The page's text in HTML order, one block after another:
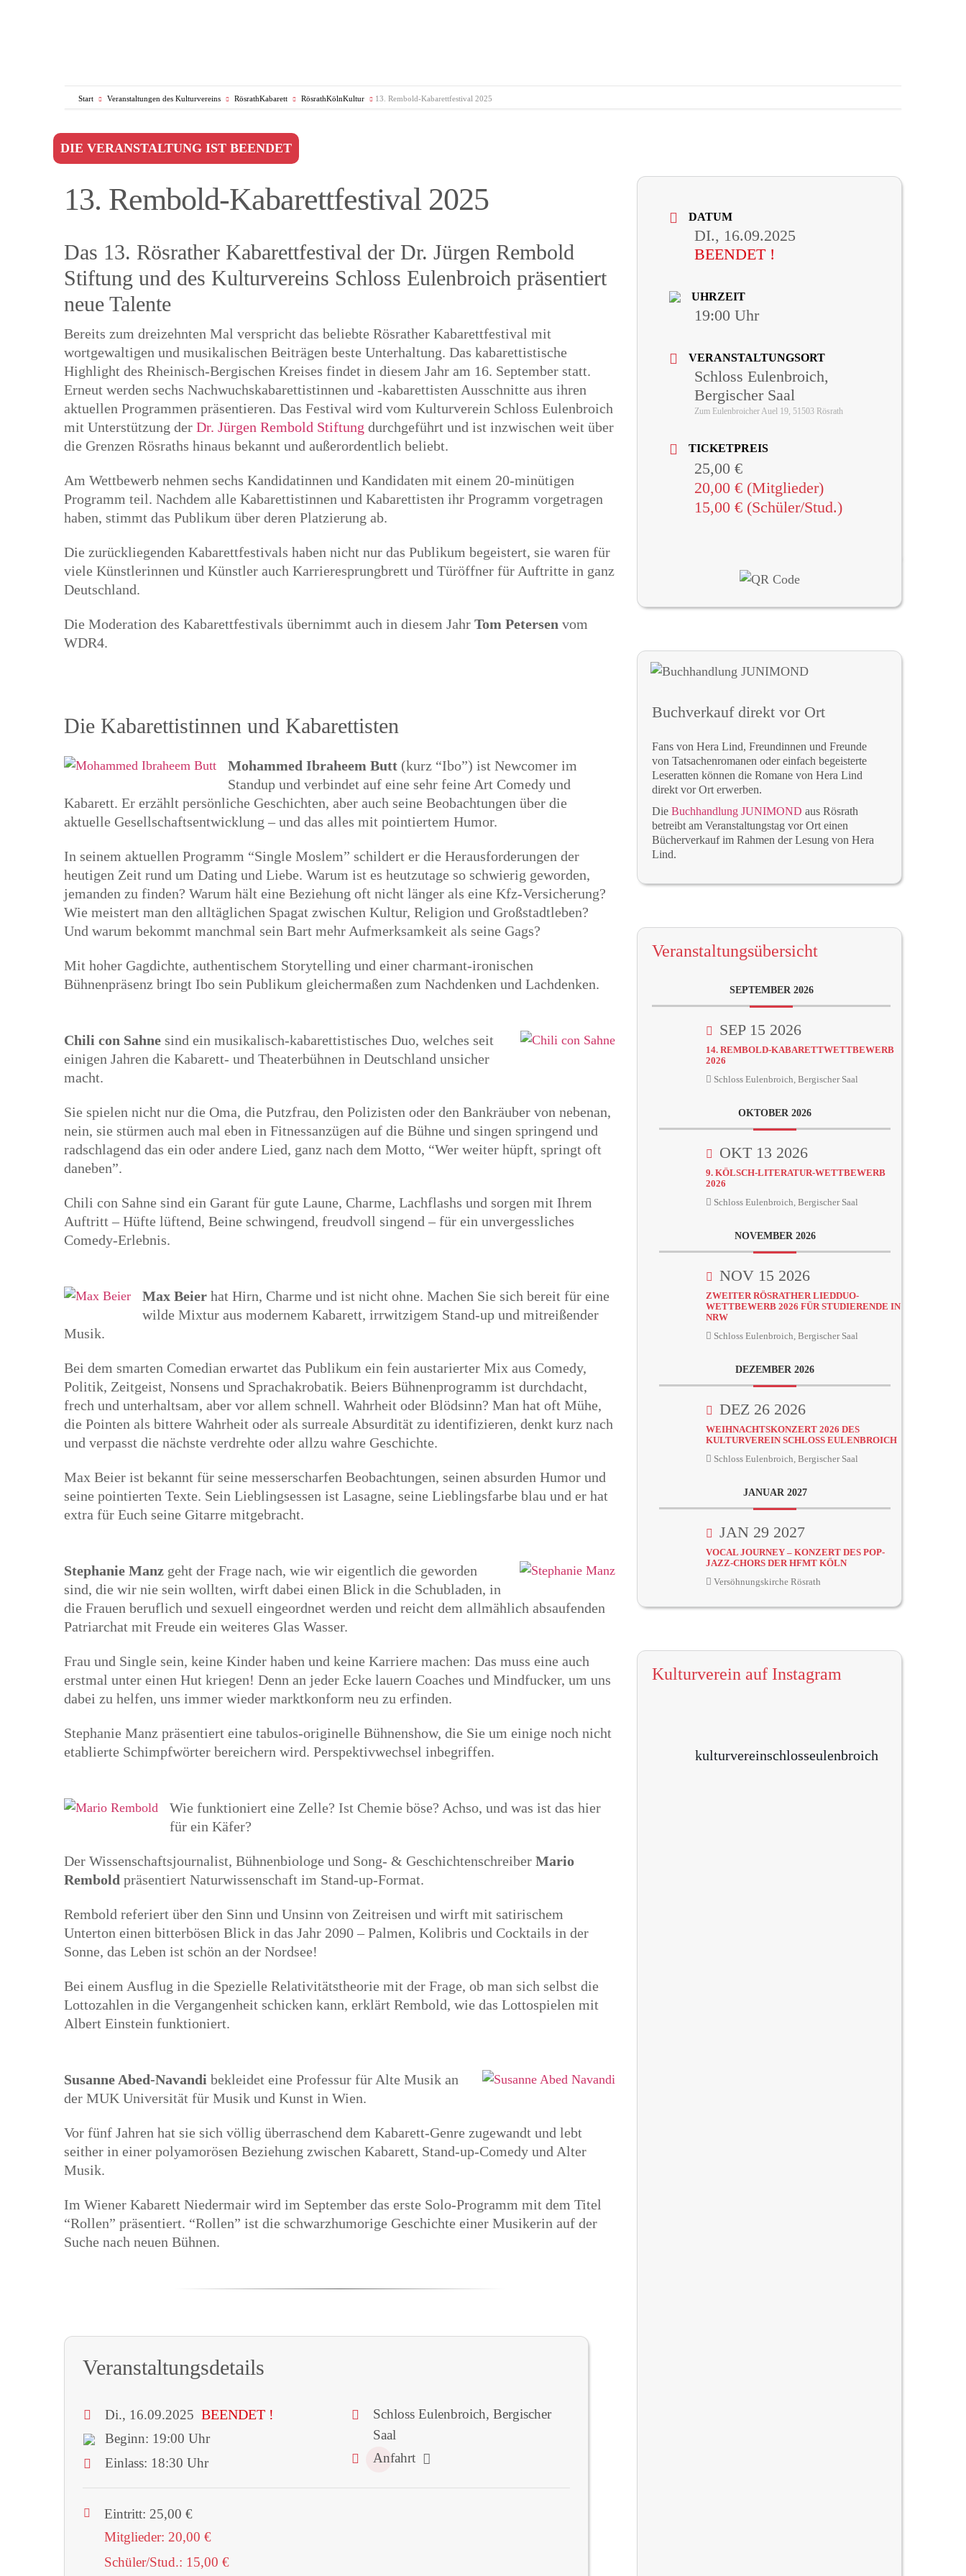
Start Veranstaltungen des Kulturvereins RösrathKabarett RösrathKölnKultur 13. Rembold-Kabarettfestival 2025
DIE VERANSTALTUNG IST BEENDET
13. Rembold-Kabarettfestival 2025
Das 13. Rösrather Kabarettfestival der Dr. Jürgen Rembold
Stiftung und des Kulturvereins Schloss Eulenbroich präsentiert
neue Talente
Bereits zum dreizehnten Mal verspricht das beliebte Rösrather Kabarettfestival mit
wortgewaltigen und musikalischen Beiträgen beste Unterhaltung. Das kabarettistische
Highlight des Rheinisch-Bergischen Kreises findet in diesem Jahr am 16. September statt.
Erneut werden sechs Nachwuchskabarettistinnen und -kabarettisten Ausschnitte aus ihren
aktuellen Programmen präsentieren. Das Festival wird vom Kulturverein Schloss Eulenbroich
mit Unterstützung der Dr. Jürgen Rembold Stiftung durchgeführt und ist inzwischen weit über
die Grenzen Rösraths hinaus bekannt und außerordentlich beliebt.
Am Wettbewerb nehmen sechs Kandidatinnen und Kandidaten mit einem 20-minütigen
Programm teil. Nachdem alle Kabarettistinnen und Kabarettisten ihr Programm vorgetragen
haben, stimmt das Publikum über deren Platzierung ab.
Die zurückliegenden Kabarettfestivals haben nicht nur das Publikum begeistert, sie waren für
viele Künstlerinnen und Künstler auch Karrieresprungbrett und Türöffner für Auftritte in ganz
Deutschland.
Die Moderation des Kabarettfestivals übernimmt auch in diesem Jahr Tom Petersen vom
WDR4.
Die Kabarettistinnen und Kabarettisten
Mohammed Ibraheem Butt (kurz “Ibo”) ist Newcomer im
Standup und verbindet auf eine sehr feine Art Comedy und
Kabarett. Er erzählt persönliche Geschichten, aber auch seine Beobachtungen über die
aktuelle Gesellschaftsentwicklung – und das alles mit pointiertem Humor.
In seinem aktuellen Programm “Single Moslem” schildert er die Herausforderungen der
heutigen Zeit rund um Dating und Liebe. Warum ist es heutzutage so schwierig geworden,
jemanden zu finden? Warum hält eine Beziehung oft nicht länger als eine Kfz-Versicherung?
Wie meistert man den alltäglichen Spagat zwischen Kultur, Religion und Großstadtleben?
Und warum bekommt manchmal sein Bart mehr Aufmerksamkeit als seine Gags?
Mit hoher Gagdichte, authentischem Storytelling und einer charmant-ironischen
Bühnenpräsenz bringt Ibo sein Publikum gleichermaßen zum Nachdenken und Lachdenken.
Chili con Sahne sind ein musikalisch-kabarettistisches Duo, welches seit
einigen Jahren die Kabarett- und Theaterbühnen in Deutschland unsicher
macht.
Sie spielen nicht nur die Oma, die Putzfrau, den Polizisten oder den Bankräuber von nebenan,
nein, sie stürmen auch mal eben in Fitnessanzügen auf die Bühne und singen springend und
radschlagend das ein oder andere Lied, ganz nach dem Motto, “Wer weiter hüpft, springt oft
daneben”.
Chili con Sahne sind ein Garant für gute Laune, Charme, Lachflashs und sorgen mit Ihrem
Auftritt – Hüfte lüftend, Beine schwingend, freudvoll singend – für ein unvergessliches
Comedy-Erlebnis.
Max Beier hat Hirn, Charme und ist nicht ohne. Machen Sie sich bereit für eine
wilde Mixtur aus modernem Kabarett, irrwitzigem Stand-up und mitreißender
Musik.
Bei dem smarten Comedian erwartet das Publikum ein fein austarierter Mix aus Comedy,
Politik, Zeitgeist, Nonsens und Sprachakrobatik. Beiers Bühnenprogramm ist durchdacht,
frech und unterhaltsam, aber vor allem schnell. Wahrheit oder Blödsinn? Man hat oft Mühe,
die Pointen als bittere Wahrheit oder als surreale Absurdität zu identifizieren, denkt kurz nach
und verpasst die nächste verdrehte oder allzu wahre Geschichte.
Max Beier ist bekannt für seine messerscharfen Beobachtungen, seinen absurden Humor und
seine pointierten Texte. Sein Lieblingsessen ist Lasagne, seine Lieblingsfarbe blau und er hat
extra für Euch seine Gitarre mitgebracht.
Stephanie Manz geht der Frage nach, wie wir eigentlich die geworden
sind, die wir nie sein wollten, wirft dabei einen Blick in die Schubladen, in
die Frauen beruflich und sexuell eingeordnet werden und reicht dem allmählich absaufenden
Patriarchat mit Freude ein weiteres Glas Wasser.
Frau und Single sein, keine Kinder haben und keine Karriere machen: Das muss eine auch
erstmal unter einen Hut kriegen! Denn an jeder Ecke lauern Coaches und Mindfucker, um uns
dabei zu helfen, uns immer wieder marktkonform neu zu erfinden.
Stephanie Manz präsentiert eine tabulos-originelle Bühnenshow, die Sie um einige noch nicht
etablierte Schimpfwörter bereichern wird. Perspektivwechsel inbegriffen.
Wie funktioniert eine Zelle? Ist Chemie böse? Achso, und was ist das hier
für ein Käfer?
Der Wissenschaftsjournalist, Bühnenbiologe und Song- & Geschichtenschreiber Mario
Rembold präsentiert Naturwissenschaft im Stand-up-Format.
Rembold referiert über den Sinn und Unsinn von Zeitreisen und wirft mit satirischem
Unterton einen bitterbösen Blick in das Jahr 2090 – Palmen, Kolibris und Cocktails in der
Sonne, das Leben ist schön an der Nordsee!
Bei einem Ausflug in die Spezielle Relativitätstheorie mit der Frage, ob man sich selbst die
Lottozahlen in die Vergangenheit schicken kann, erklärt Rembold, wie das Lottospielen mit
Albert Einstein funktioniert.
Susanne Abed-Navandi bekleidet eine Professur für Alte Musik an
der MUK Universität für Musik und Kunst in Wien.
Vor fünf Jahren hat sie sich völlig überraschend dem Kabarett-Genre zugewandt und lebt
seither in einer polyamorösen Beziehung zwischen Kabarett, Stand-up-Comedy und Alter
Musik.
Im Wiener Kabarett Niedermair wird im September das erste Solo-Programm mit dem Titel
“Rollen” präsentiert. “Rollen” ist die schwarzhumorige Geschichte einer Musikerin auf der
Suche nach neuen Bühnen.
Veranstaltungsdetails
Di., 16.09.2025 BEENDET !
Beginn: 19:00 Uhr
Einlass: 18:30 Uhr
Schloss Eulenbroich, Bergischer
Saal
Anfahrt
Eintritt: 25,00 €
Mitglieder: 20,00 €
Schüler/Stud.: 15,00 €
DATUM
DI., 16.09.2025
BEENDET !
UHRZEIT
19:00
VERANSTALTUNGSORT
Schloss Eulenbroich,
Bergischer Saal
Zum Eulenbroicher Auel 19, 51503 Rösrath
TICKETPREIS
25,00 €
20,00 € (Mitglieder)
15,00 € (Schüler/Stud.)
Buchverkauf direkt vor Ort
Fans von Hera Lind, Freundinnen und Freunde
von Tatsachenromanen oder einfach begeisterte
Leseratten können die Romane von Hera Lind
direkt vor Ort erwerben.
DieBuchhandlung JUNIMOND aus Rösrath
betreibt am Veranstaltungstag vor Ort einen
Bücherverkauf im Rahmen der Lesung von Hera
Lind.
Veranstaltungsübersicht
SEPTEMBER 2026
SEP 15 2026
14. REMBOLD-KABARETTWETTBEWERB
2026
Schloss Eulenbroich, Bergischer Saal
OKTOBER 2026
OKT 13 2026
9. KÖLSCH-LITERATUR-WETTBEWERB
2026
Schloss Eulenbroich, Bergischer Saal
NOVEMBER 2026
NOV 15 2026
ZWEITER RÖSRATHER LIEDDUO-
WETTBEWERB 2026 FÜR STUDIERENDE IN
NRW
Schloss Eulenbroich, Bergischer Saal
DEZEMBER 2026
DEZ 26 2026
WEIHNACHTSKONZERT 2026 DES
KULTURVEREIN SCHLOSS EULENBROICH
Schloss Eulenbroich, Bergischer Saal
JANUAR 2027
JAN 29 2027
VOCAL JOURNEY – KONZERT DES POP-
JAZZ-CHORS DER HFMT KÖLN
Versöhnungskirche Rösrath
Kulturverein auf Instagram
kulturvereinschlosseulenbroich